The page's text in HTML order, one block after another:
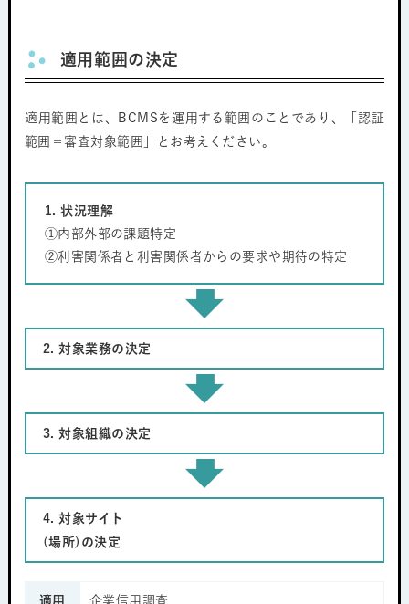
適用範囲の決定
適用範囲とは、BCMSを運用する範囲のことであり、「認証
範囲＝審査対象範囲」とお考えください。
1. 状況理解
①内部外部の課題特定
②利害関係者と利害関係者からの要求や期待の特定
2. 対象業務の決定
3. 対象組織の決定
4. 対象サイト
(場所)の決定
適用 企業信用調査